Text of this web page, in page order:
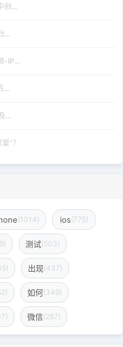
创...
...
-IP...
...
...
”？
(1014) ios(775)
测试(503)
出现(437)
如何(349)
微信(287)